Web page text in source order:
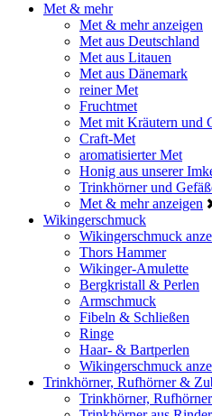
Met & mehr
Met & mehr anzeigen
Met aus Deutschland
Met aus Litauen
Met aus Dänemark
reiner Met
Fruchtmet
Met mit Kräutern und
Craft-Met
aromatisierter Met
Honig aus unserer
Trinkhörner und
Met & mehr anzeigen
Wikingerschmuck
Wikingerschmuck
Thors Hammer
Wikinger-Amulette
Bergkristall & Perlen
Armschmuck
Fibeln & Schließen
Ringe
Haar- & Bartperlen
Wikingerschmuck
Trinkhörner, Rufhörner &
Trinkhörner,